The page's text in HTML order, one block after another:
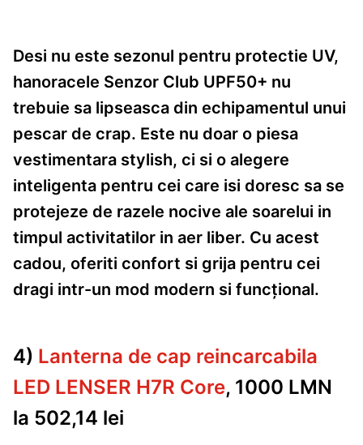
Desi nu este sezonul pentru protectie UV,
hanoracele Senzor Club UPF50+ nu
trebuie sa lipseasca din echipamentul unui
pescar de crap. Este nu doar o piesa
vestimentara stylish, ci si o alegere
inteligenta pentru cei care isi doresc sa se
protejeze de razele nocive ale soarelui in
timpul activitatilor in aer liber. Cu acest
cadou, oferiti confort si grija pentru cei
dragi intr-un mod modern si funcțional.
4) Lanterna de cap reincarcabila
LED LENSER H7R Core, 1000 LMN
la 502,14 lei